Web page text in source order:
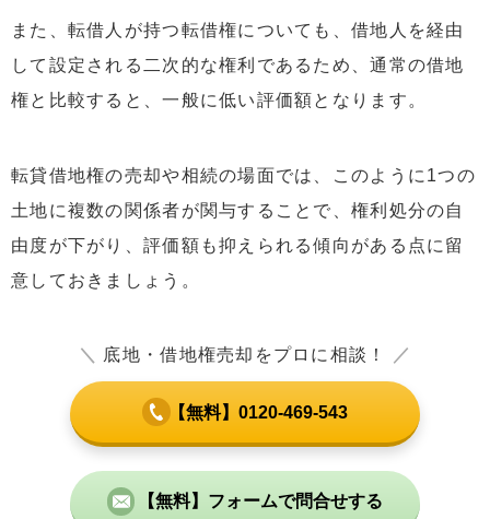
また、転借人が持つ転借権についても、借地人を経由
して設定される二次的な権利であるため、通常の借地
権と比較すると、一般に低い評価額となります。
転貸借地権の売却や相続の場面では、このように1つの
土地に複数の関係者が関与することで、権利処分の自
由度が下がり、評価額も抑えられる傾向がある点に留
意しておきましょう。
＼ 底地・借地権売却をプロに相談！ ／
【無料】0120-469-543
【無料】フォームで問合せする